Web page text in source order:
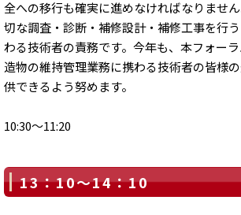
全への移行も確実に進めなければなりませ
切な調査・診断・補修設計・補修工事を行
わる技術者の責務です。今年も、本フォー
造物の維持管理業務に携わる技術者の皆様
供できるよう努めます。
10:30～11:20
13：10～14：10